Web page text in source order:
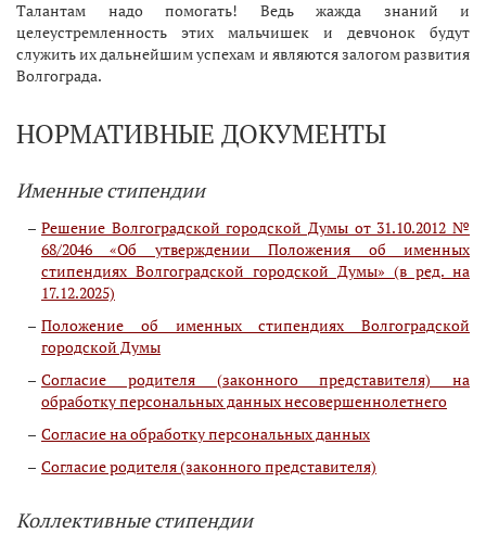
Талантам надо помогать! Ведь жажда знаний и
целеустремленность этих мальчишек и девчонок будут
служить их дальнейшим успехам и являются залогом развития
Волгограда.
НОРМАТИВНЫЕ ДОКУМЕНТЫ
Именные стипендии
Решение Волгоградской городской Думы от 31.10.2012 №
68/2046 «Об утверждении Положения об именных
стипендиях Волгоградской городской Думы» (в ред. на
17.12.2025)
Положение об именных стипендиях Волгоградской
городской Думы
Согласие родителя (законного представителя) на
обработку персональных данных несовершеннолетнего
Согласие на обработку персональных данных
Согласие родителя (законного представителя)
Коллективные стипендии